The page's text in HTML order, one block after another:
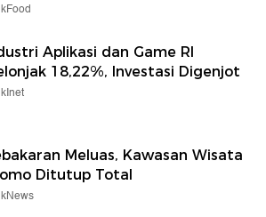
Aplikasi dan Game RI
18,22%, Investasi Digenjot
Meluas, Kawasan Wisata
Ditutup Total